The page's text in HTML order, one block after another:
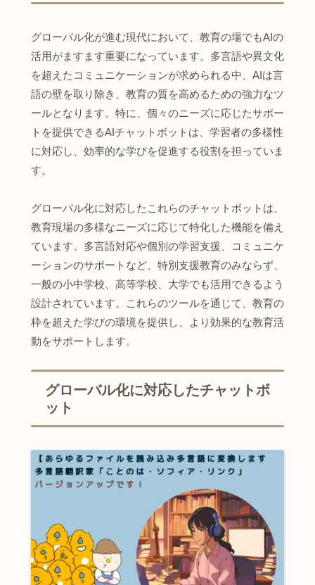
グローバル化が進む現代において、教育の場でもAIの
活用がますます重要になっています。多言語や異文化
を超えたコミュニケーションが求められる中、AIは言
語の壁を取り除き、教育の質を高めるための強力なツ
ールとなります。特に、個々のニーズに応じたサポー
トを提供できるAIチャットボットは、学習者の多様性
に対応し、効率的な学びを促進する役割を担っていま
す。
グローバル化に対応したこれらのチャットボットは、
教育現場の多様なニーズに応じて特化した機能を備え
ています。多言語対応や個別の学習支援、コミュニケ
ーションのサポートなど、特別支援教育のみならず、
一般の小中学校、高等学校、大学でも活用できるよう
設計されています。これらのツールを通じて、教育の
枠を超えた学びの環境を提供し、より効果的な教育活
動をサポートします。
グローバル化に対応したチャットボ
ット